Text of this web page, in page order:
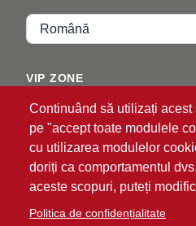
Continuând să utilizați
pe "accept toate modulele
cu utilizarea modulelor
doriți ca comportamentul
aceste scopuri, puteți
Politica de confidențialitate
Limba
VIP ZONE